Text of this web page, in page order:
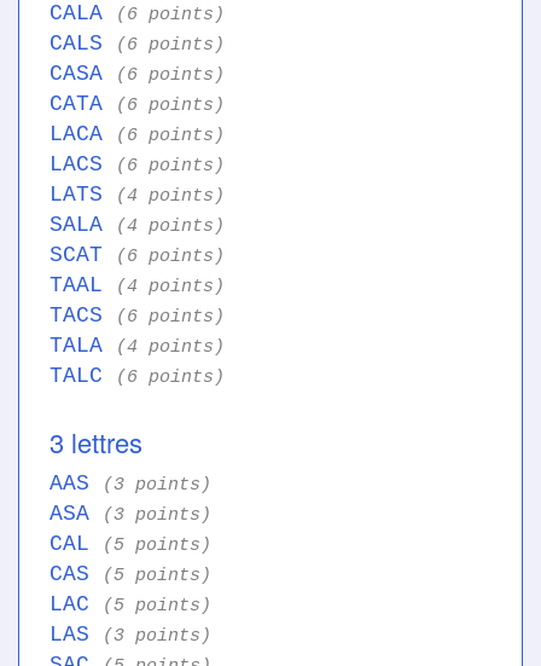
CALA (6 points)
CALS (6 points)
CASA (6 points)
CATA (6 points)
LACA (6 points)
LACS (6 points)
LATS (4 points)
SALA (4 points)
SCAT (6 points)
TAAL (4 points)
TACS (6 points)
TALA (4 points)
TALC (6 points)
3 lettres
AAS (3 points)
ASA (3 points)
CAL (5 points)
CAS (5 points)
LAC (5 points)
LAS (3 points)